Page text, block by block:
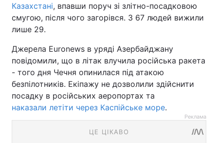
Казахстані, впавши поруч зі злітно-посадковою
смугою, після чого загорівся. З 67 людей вижили
лише 29.
Джерела Euronews в уряді Азербайджану
повідомили, що в літак влучила російська ракета
- того дня Чечня опинилася під атакою
безпілотників. Екіпажу не дозволили здійснити
посадку в російських аеропортах та
наказали летіти через Каспійське море.
Реклама